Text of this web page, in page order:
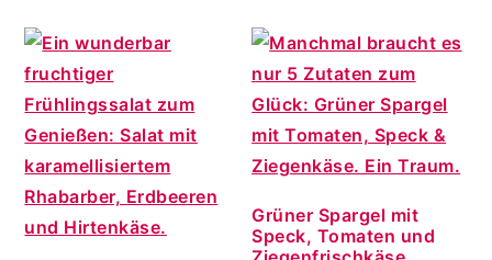
Grüner Spargel mit
Speck, Tomaten und